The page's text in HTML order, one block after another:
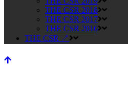
THE CSR 2018
THE CSR 2017
THE CSR 2016
THE CSR ↗